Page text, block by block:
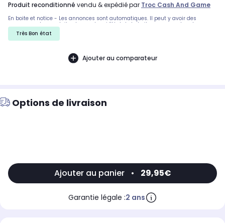
produit reconditionné vendu & expédié par Troc Cash And Game
En boite et notice - Les annonces sont automatiques. Il peut y avoir des
rayures sur les produits, demandez si l'état de la boite par exemple est
important. Nous ne pouvons pas tout detailler
Très Bon état
Ajouter au comparateur
Options de livraison
Ajouter au panier • 29,95€
Garantie légale :2 ans